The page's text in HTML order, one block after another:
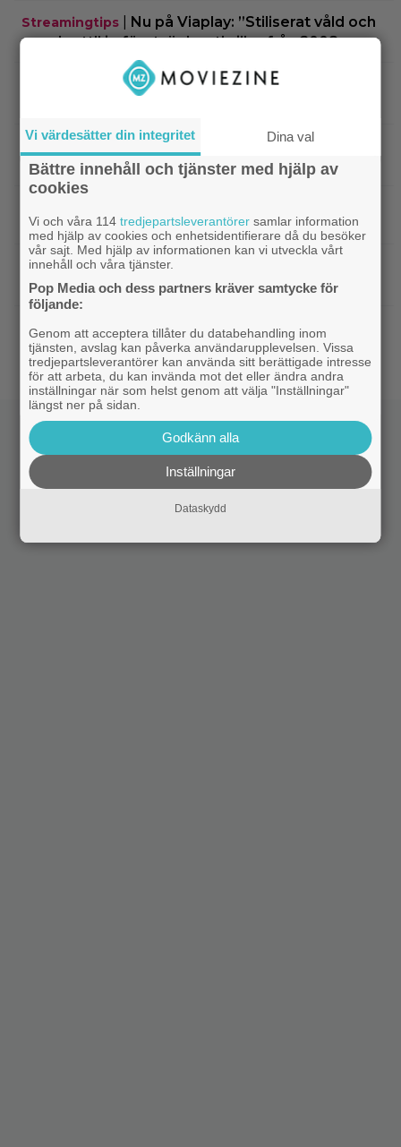
Streamingtips
Nu på Viaplay: ”Stiliserat våld och
gapskratt” i oförutsägbar thriller från 2008
3 nya filmer på Netflix: Oscarsvinnaren
| Efter 25 Beckfilmer – Anna Asp
hoppas nya filmen blir en snackis
till Alexander Skarsgård
Apple TV| Bortglömd komedi från 1984 blev
Robin Williams favorit: ”Min bästa film”
HBO Max|Två nya skådisar redo att skapa
drama i ”Heated Rivalry” säsong 2
Vi värdesätter din integritet Dina val
Bättre innehåll och tjänster med hjälp av
cookies
Vi och våra 114tredjepartsleverantörer samlar information
med hjälp av cookies och enhetsidentifierare då du besöker
vår sajt. Med hjälp av informationen kan vi utveckla vårt
innehåll och våra tjänster.
Pop Media och dess partners kräver samtycke för
följande:
Genom att acceptera tillåter du databehandling inom
tjänsten, avslag kan påverka användarupplevelsen. Vissa
tredjepartsleverantörer kan använda sitt berättigade intresse
för att arbeta, du kan invända mot det eller ändra andra
inställningar när som helst genom att välja "Inställningar"
längst ner på sidan.
Godkänn alla
Inställningar
Dataskydd